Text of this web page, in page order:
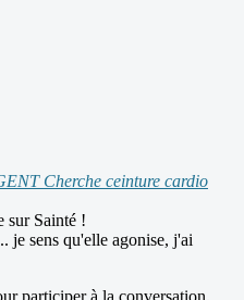
Cherche ceinture cardio
sur Sainté !
je sens qu'elle agonise, j'ai
participer à la conversation.